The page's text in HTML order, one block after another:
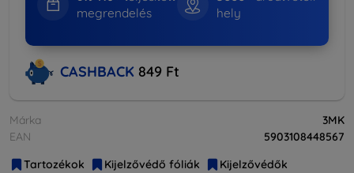
megrendelés
hely
CASHBACK 849 Ft
Márka
3MK
EAN
5903108448567
Tartozékok
Kijelzővédő fóliák Kijelzővédők